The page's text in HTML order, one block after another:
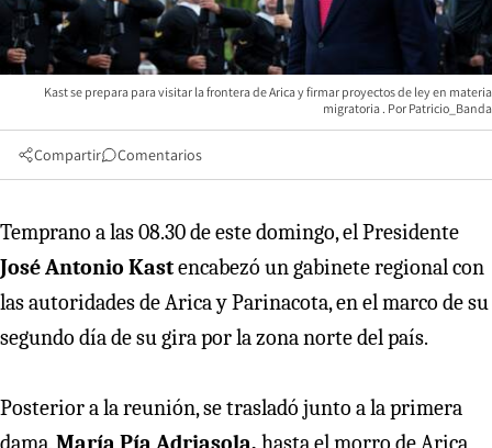
Kast se prepara para visitar la frontera de Arica y firmar proyectos de ley en materia
migratoria
Patricio_Banda
Compartir Comentarios
Temprano a las 08.30 de este domingo, el Presidente
José Antonio Kastencabezó un gabinete regional con
las autoridades de Arica y Parinacota, en el marco de su
segundo día de su gira por la zona norte del país.
Posterior a la reunión, se trasladó junto a la primera
dama,María Pía Adriasola, hasta el morro de Arica